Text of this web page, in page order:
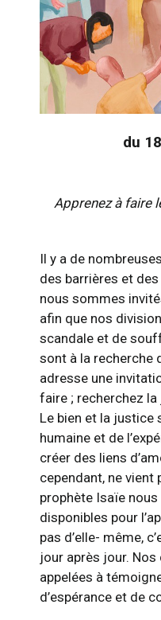
du
Apprenez à faire
Il y a de
des barrières et
nous sommes
afin que nos
scandale et de
sont à la recherche
adresse une
faire ; recherchez la
Le bien et la justice
humaine et de
créer des liens
cependant, ne
prophète Isaïe
disponibles pour
pas d’elle- même,
jour après jour.
appelées à
d’espérance et de